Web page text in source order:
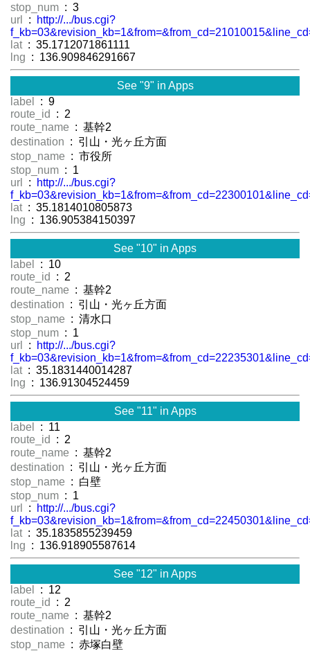
stop_num : 3
url
:
http://.../bus.cgi?
lat : 35.1712071861111
lng : 136.909846291667
See "9" in Apps
label
: 9
route_id
: 2
route_name : 基幹2
destination : 引山・光ヶ丘方面
stop_name : 市役所
stop_num : 1
url
:
http://.../bus.cgi?
lat : 35.1814010805873
lng : 136.905384150397
See "10" in Apps
label
: 10
route_id
: 2
route_name : 基幹2
destination : 引山・光ヶ丘方面
stop_name : 清水口
stop_num : 1
url
:
http://.../bus.cgi?
lat : 35.1831440014287
lng : 136.91304524459
See "11" in Apps
label
: 11
route_id
: 2
route_name : 基幹2
destination : 引山・光ヶ丘方面
stop_name : 白壁
stop_num : 1
url
:
http://.../bus.cgi?
lat : 35.1835855239459
lng : 136.918905587614
See "12" in Apps
label
: 12
route_id
: 2
route_name : 基幹2
destination : 引山・光ヶ丘方面
stop_name : 赤塚白壁